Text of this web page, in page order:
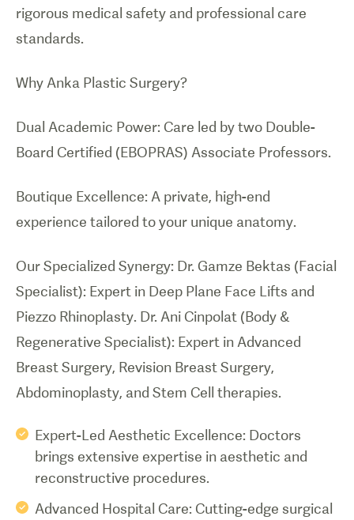
rigorous medical safety and professional care
Why Anka Plastic Surgery?
Dual Academic Power: Care led by two Double-
Board Certified (EBOPRAS) Associate Professors.
Boutique Excellence: A private, high-end
experience tailored to your unique anatomy.
Our Specialized Synergy: Dr. Gamze Bektas (Facial
Specialist): Expert in Deep Plane Face Lifts and
Piezzo Rhinoplasty. Dr. Ani Cinpolat (Body &
Regenerative Specialist): Expert in Advanced
Breast Surgery, Revision Breast Surgery,
Abdominoplasty, and Stem Cell therapies.
Expert-Led Aesthetic Excellence: Doctors
brings extensive expertise in aesthetic and
reconstructive procedures.
Advanced Hospital Care: Cutting-edge surgical